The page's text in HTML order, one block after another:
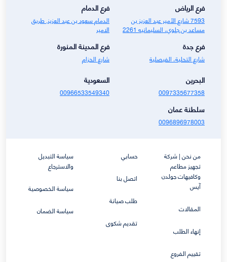
فرع الرياض
7593 شارع الأمير عبد العزيز بن
مساعد بن جلوي، السليمانيه 2261
فرع الدمام
الدمام سعود بن عبد العزيز, طريق
الامير
فرع جدة
شارع التحلية، الفيصلية
فرع المدينة المنورة
شارع الحزام
البحرين
0097335677358
السعودية
00966533549340
سلطنة عمان
0096896978003
من نحن | شركة
تجهيز مطاعم
وكافيهات جولدن
آيس
المقالات
إنهاء الطلب
تقييم الفروع
حسابي
اتصل بنا
طلب صيانة
تقديم شكوى
سياسة التبديل
والاسترجاع
سياسة الخصوصية
سياسة الضمان